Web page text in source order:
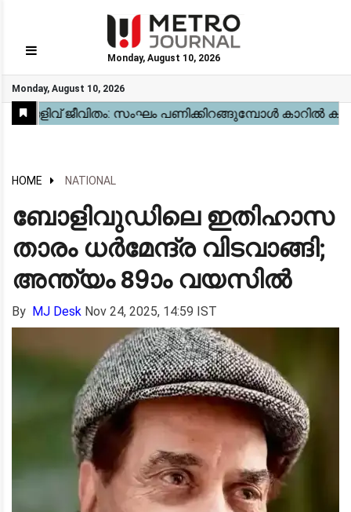
Monday, August 10, 2026
Monday, August 10, 2026
GO
Home
Kerala
National
Gulf
World
Sports
Movies
Health
Automobile
Travel
Education
Novel
Business
Technology
Webstory
HOME NATIONAL
ബോളിവുഡിലെ ഇതിഹാസ
താരം ധർമേന്ദ്ര വിടവാങ്ങി;
അന്ത്യം 89ാം വയസിൽ
By MJ Desk Nov 24, 2025, 14:59 IST